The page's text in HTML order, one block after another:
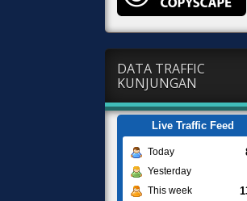
DATA TRAFFIC
KUNJUNGAN
Live Traffic Feed
Today
Yesterday
This week